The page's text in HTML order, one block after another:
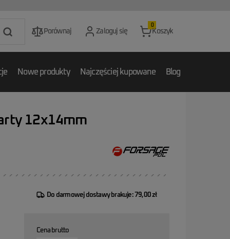
Porównaj Zaloguj się Koszyk
Nowe produkty Najczęściej kupowane Blog
12x14mm
Do darmowej dostawy brakuje: 79,00 zł
Cena brutto